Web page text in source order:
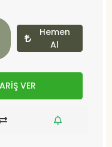
Hemen
Al
VER